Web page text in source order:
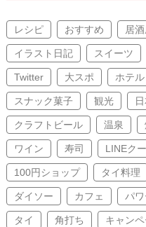
レシピ おすすめ 居
イラスト日記 スイーツ
Twitter 大スポ ホテル
スナック菓子 観光
クラフトビール 温泉
ワイン 寿司 LINEク
100円ショップ タイ料理
ダイソー カフェ パ
タイ 角打ち キャン